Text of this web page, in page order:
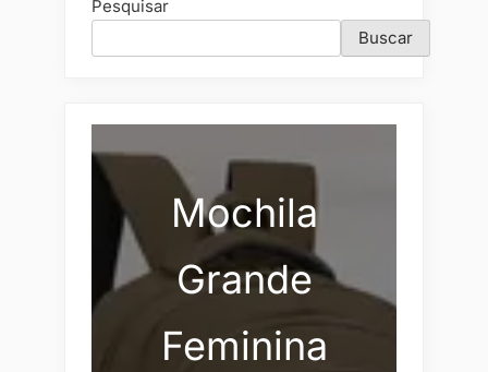
Pesquisar
Buscar
Mochila
Grande
Feminina